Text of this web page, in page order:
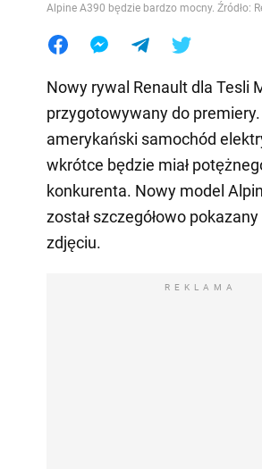
Alpine A390 będzie bardzo mocny. Źródło:
Nowy rywal Renault dla Tesli
przygotowywany do
amerykański samochód
wkrótce będzie miał
konkurenta. Nowy model
został szczegółowo
zdjęciu.
REKLAMA